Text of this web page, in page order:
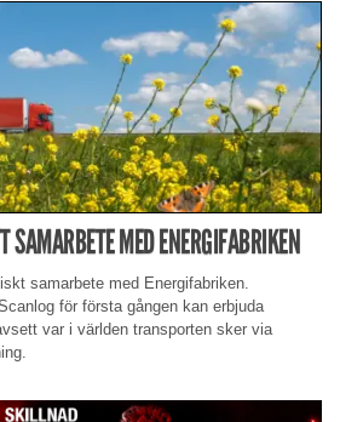
SAMARBETE MED ENERGIFABRIKEN
samarbete med Energifabriken.
för första gången kan erbjuda
var i världen transporten sker via